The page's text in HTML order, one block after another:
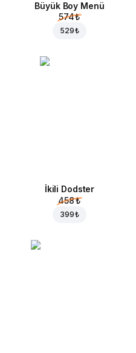
Büyük Boy Menü
574 ₺
529 ₺
İkili Dodster
458 ₺
399 ₺